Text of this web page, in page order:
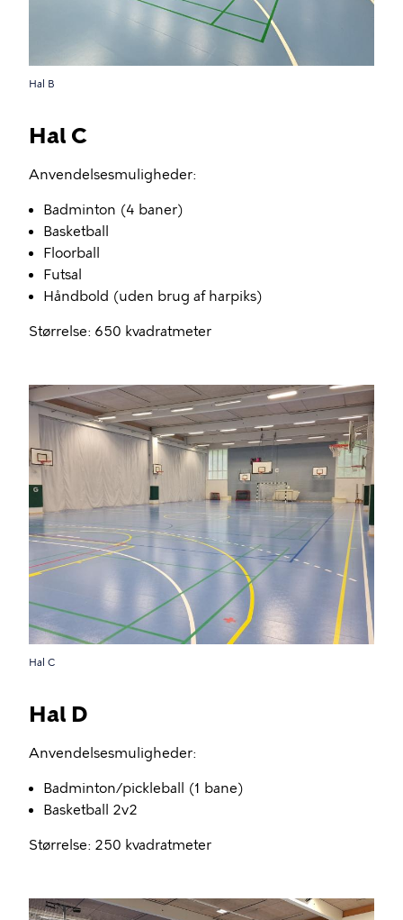
Hal B
Hal C
Anvendelsesmuligheder:
Badminton (4 baner)
Basketball
Floorball
Futsal
Håndbold (uden brug af harpiks)
Størrelse: 650 kvadratmeter
Hal C
Hal D
Anvendelsesmuligheder:
Badminton/pickleball (1 bane)
Basketball 2v2
Størrelse: 250 kvadratmeter